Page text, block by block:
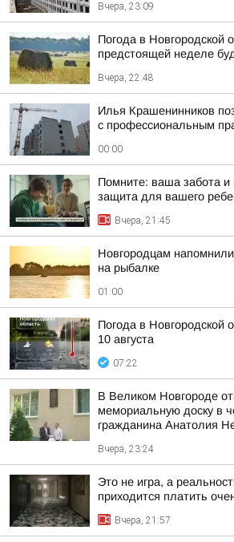
Вчера, 23:09
Погода в Новгородской
предстоящей неделе
Вчера, 22:48
Илья Крашенинников
с профессиональным
00:00
Помните: ваша забота
защита для вашего
Вчера, 21:45
Новгородцам
на рыбалке
01:00
Погода в Новгородской
10 августа
07:22
В Великом Новгороде
мемориальную доску в
гражданина Анатолия
Вчера, 23:24
Это не игра, а
приходится платить
Вчера, 21:57